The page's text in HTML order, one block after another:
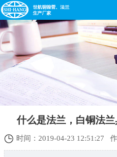
什么是法兰，白铜法
时间：2019-04-23 12:51:27